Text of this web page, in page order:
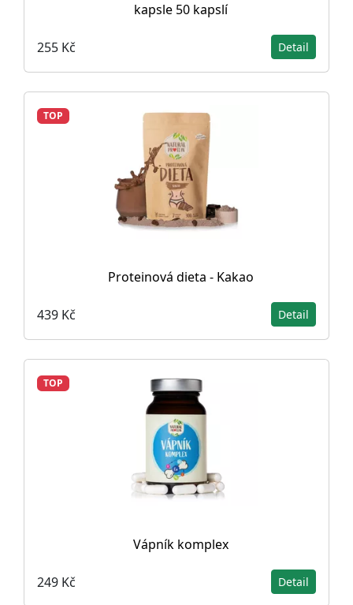
kapsle 50 kapslí
255 Kč Detail
TOP
Proteinová dieta - Kakao
439 Kč Detail
TOP
Vápník komplex
249 Kč Detail